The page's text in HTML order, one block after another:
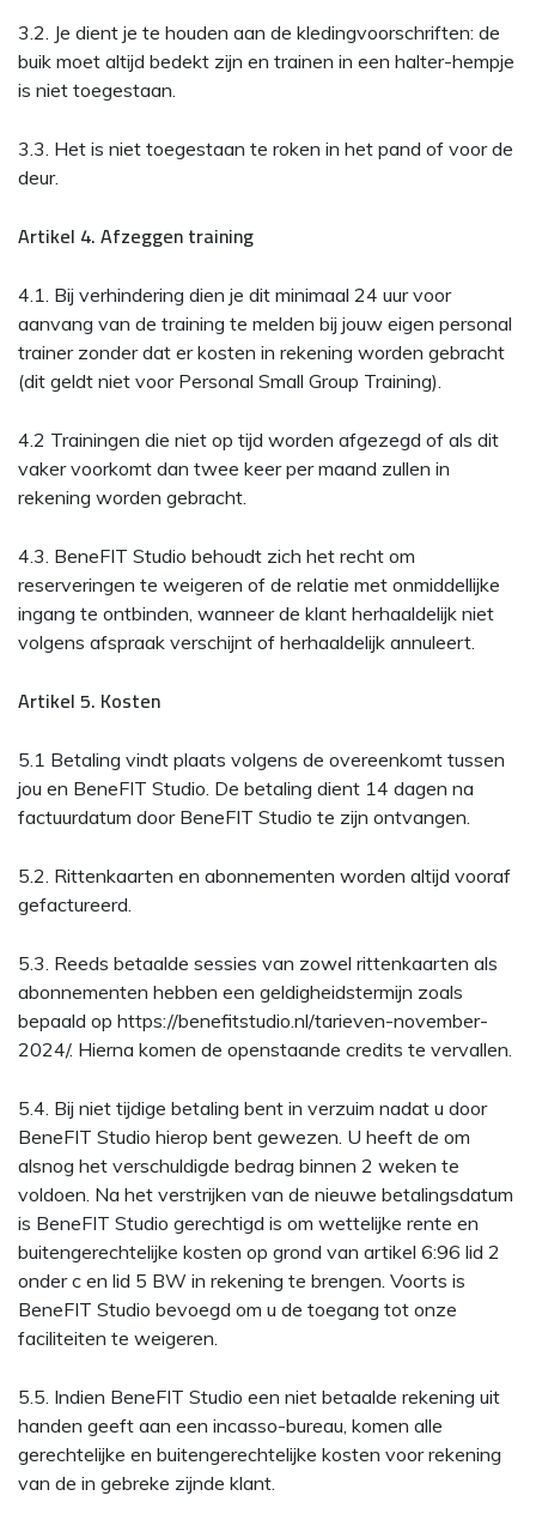
3.2. Je dient je te houden aan de kledingvoorschriften: de
buik moet altijd bedekt zijn en trainen in een halter-hempje
is niet toegestaan.
3.3. Het is niet toegestaan te roken in het pand of voor de
deur.
Artikel 4. Afzeggen training
4.1. Bij verhindering dien je dit minimaal 24 uur voor
aanvang van de training te melden bij jouw eigen personal
trainer zonder dat er kosten in rekening worden gebracht
(dit geldt niet voor Personal Small Group Training).
4.2 Trainingen die niet op tijd worden afgezegd of als dit
vaker voorkomt dan twee keer per maand zullen in
rekening worden gebracht.
4.3. BeneFIT Studio behoudt zich het recht om
reserveringen te weigeren of de relatie met onmiddellijke
ingang te ontbinden, wanneer de klant herhaaldelijk niet
volgens afspraak verschijnt of herhaaldelijk annuleert.
Artikel 5. Kosten
5.1 Betaling vindt plaats volgens de overeenkomt tussen
jou en BeneFIT Studio. De betaling dient 14 dagen na
factuurdatum door BeneFIT Studio te zijn ontvangen.
5.2. Rittenkaarten en abonnementen worden altijd vooraf
gefactureerd.
5.3. Reeds betaalde sessies van zowel rittenkaarten als
abonnementen hebben een geldigheidstermijn zoals
bepaald op https://benefitstudio.nl/tarieven-november-
2024/. Hierna komen de openstaande credits te vervallen.
5.4. Bij niet tijdige betaling bent in verzuim nadat u door
BeneFIT Studio hierop bent gewezen. U heeft de om
alsnog het verschuldigde bedrag binnen 2 weken te
voldoen. Na het verstrijken van de nieuwe betalingsdatum
is BeneFIT Studio gerechtigd is om wettelijke rente en
buitengerechtelijke kosten op grond van artikel 6:96 lid 2
onder c en lid 5 BW in rekening te brengen. Voorts is
BeneFIT Studio bevoegd om u de toegang tot onze
faciliteiten te weigeren.
5.5. Indien BeneFIT Studio een niet betaalde rekening uit
handen geeft aan een incasso-bureau, komen alle
gerechtelijke en buitengerechtelijke kosten voor rekening
van de in gebreke zijnde klant.